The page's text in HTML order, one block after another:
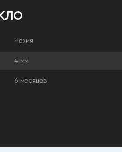
Чехия
4 мм
6 месяцев